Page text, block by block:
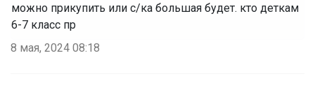
можно прикупить или с/ка большая будет. кто деткам
6-7 класс пр
8 мая, 2024 08:18